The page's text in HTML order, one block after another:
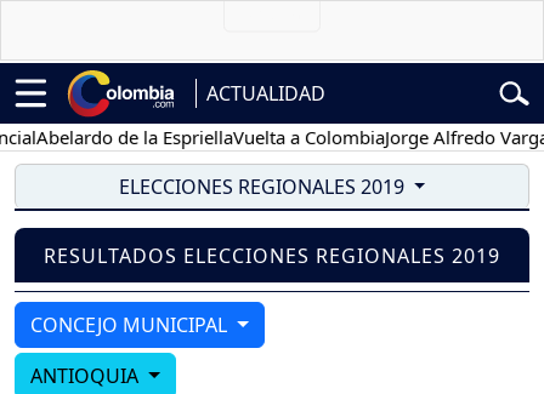
ACTUALIDAD
Abelardo de la EspriellaVuelta a ColombiaJorge Alfredo Vargas
ELECCIONES REGIONALES 2019
RESULTADOS ELECCIONES REGIONALES 2019
CONCEJO MUNICIPAL
ANTIOQUIA